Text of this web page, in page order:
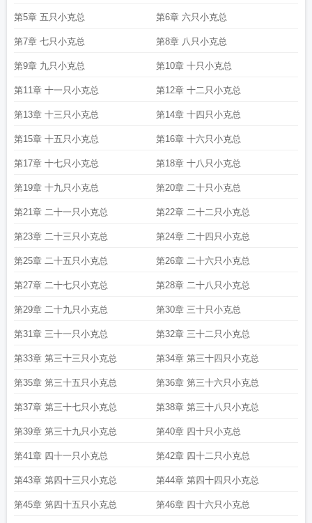
第5章 五只小克总 第6章 六只小克总
第7章 七只小克总 第8章 八只小克总
第9章 九只小克总 第10章 十只小克总
第11章 十一只小克总 第12章 十二只小克总
第13章 十三只小克总 第14章 十四只小克总
第15章 十五只小克总 第16章 十六只小克总
第17章 十七只小克总 第18章 十八只小克总
第19章 十九只小克总 第20章 二十只小克总
第21章 二十一只小克总 第22章 二十二只小克总
第23章 二十三只小克总 第24章 二十四只小克总
第25章 二十五只小克总 第26章 二十六只小克总
第27章 二十七只小克总 第28章 二十八只小克总
第29章 二十九只小克总 第30章 三十只小克总
第31章 三十一只小克总 第32章 三十二只小克总
第33章 第三十三只小克总 第34章 第三十四只小克总
第35章 第三十五只小克总 第36章 第三十六只小克总
第37章 第三十七只小克总 第38章 第三十八只小克总
第39章 第三十九只小克总 第40章 四十只小克总
第41章 四十一只小克总 第42章 四十二只小克总
第43章 第四十三只小克总 第44章 第四十四只小克总
第45章 第四十五只小克总 第46章 四十六只小克总